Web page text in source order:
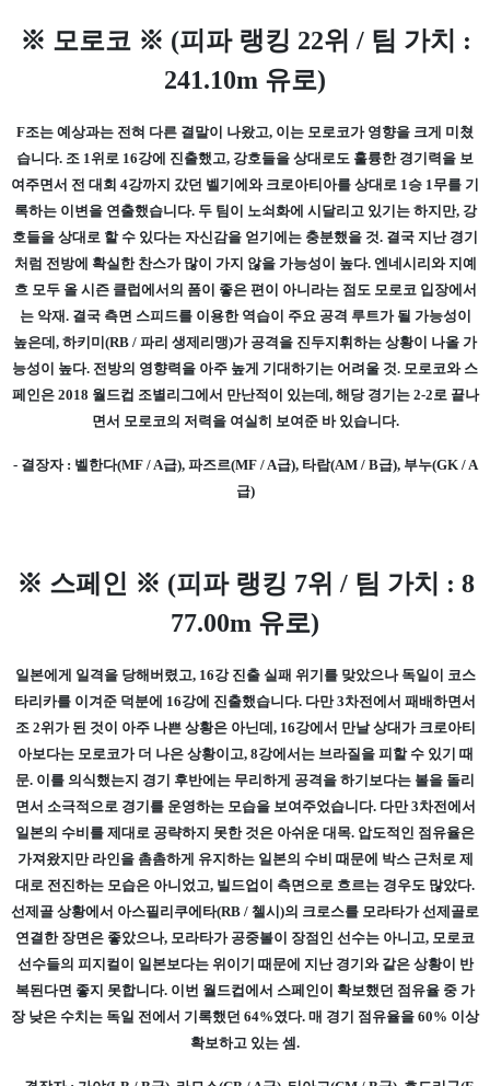
※ 모로코 ※ (피파 랭킹 22위 / 팀 가치 :
241.10m 유로)
F조는 예상과는 전혀 다른 결말이 나왔고, 이는 모로코가 영향을 크게 미쳤
습니다. 조 1위로 16강에 진출했고, 강호들을 상대로도 훌륭한 경기력을 보
여주면서 전 대회 4강까지 갔던 벨기에와 크로아티아를 상대로 1승 1무를 기
록하는 이변을 연출했습니다. 두 팀이 노쇠화에 시달리고 있기는 하지만, 강
호들을 상대로 할 수 있다는 자신감을 얻기에는 충분했을 것. 결국 지난 경기
처럼 전방에 확실한 찬스가 많이 가지 않을 가능성이 높다. 엔네시리와 지예
흐 모두 올 시즌 클럽에서의 폼이 좋은 편이 아니라는 점도 모로코 입장에서
는 악재. 결국 측면 스피드를 이용한 역습이 주요 공격 루트가 될 가능성이
높은데, 하키미(RB / 파리 생제리맹)가 공격을 진두지휘하는 상황이 나올 가
능성이 높다. 전방의 영향력을 아주 높게 기대하기는 어려울 것. 모로코와 스
페인은 2018 월드컵 조별리그에서 만난적이 있는데, 해당 경기는 2-2로 끝나
면서 모로코의 저력을 여실히 보여준 바 있습니다.
- 결장자 : 벨한다(MF / A급), 파즈르(MF / A급), 타랍(AM / B급), 부누(GK / A
급)
※ 스페인 ※ (피파 랭킹 7위 / 팀 가치 : 8
77.00m 유로)
일본에게 일격을 당해버렸고, 16강 진출 실패 위기를 맞았으나 독일이 코스
타리카를 이겨준 덕분에 16강에 진출했습니다. 다만 3차전에서 패배하면서
조 2위가 된 것이 아주 나쁜 상황은 아닌데, 16강에서 만날 상대가 크로아티
아보다는 모로코가 더 나은 상황이고, 8강에서는 브라질을 피할 수 있기 때
문. 이를 의식했는지 경기 후반에는 무리하게 공격을 하기보다는 볼을 돌리
면서 소극적으로 경기를 운영하는 모습을 보여주었습니다. 다만 3차전에서
일본의 수비를 제대로 공략하지 못한 것은 아쉬운 대목. 압도적인 점유율은
가져왔지만 라인을 촘촘하게 유지하는 일본의 수비 때문에 박스 근처로 제
대로 전진하는 모습은 아니었고, 빌드업이 측면으로 흐르는 경우도 많았다.
선제골 상황에서 아스필리쿠에타(RB / 첼시)의 크로스를 모라타가 선제골로
연결한 장면은 좋았으나, 모라타가 공중볼이 장점인 선수는 아니고, 모로코
선수들의 피지컬이 일본보다는 위이기 때문에 지난 경기와 같은 상황이 반
복된다면 좋지 못합니다. 이번 월드컵에서 스페인이 확보했던 점유율 중 가
장 낮은 수치는 독일 전에서 기록했던 64%였다. 매 경기 점유율을 60% 이상
확보하고 있는 셈.